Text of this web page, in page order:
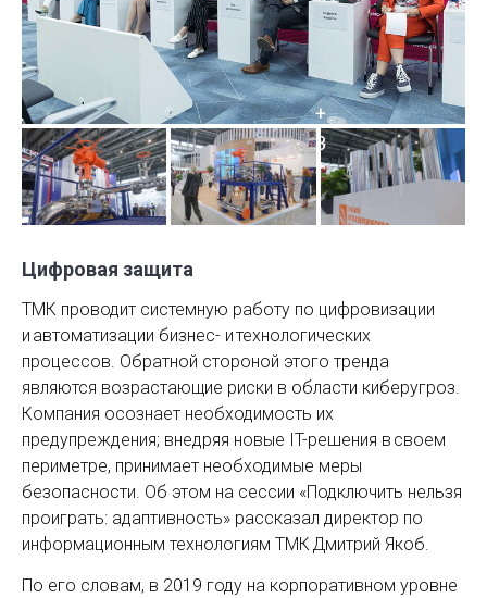
Цифровая защита
ТМК проводит системную работу по цифровизации
и автоматизации бизнес- и технологических
процессов. Обратной стороной этого тренда
являются возрастающие риски в области киберугроз.
Компания осознает необходимость их
предупреждения; внедряя новые IT-решения в своем
периметре, принимает необходимые меры
безопасности. Об этом на сессии «Подключить нельзя
проиграть: адаптивность» рассказал директор по
информационным технологиям ТМК Дмитрий Якоб.
По его словам, в 2019 году на корпоративном уровне